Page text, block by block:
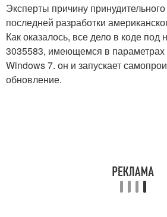
Эксперты причину
последней разработки
Как оказалось, все дело в коде под
3035583, имеющемся в параметрах
Windows 7. он и запускает
обновление.